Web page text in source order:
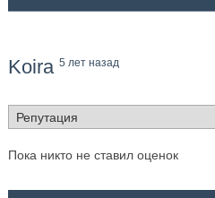
Koira 5 лет назад
Пока никто не ставил оценок